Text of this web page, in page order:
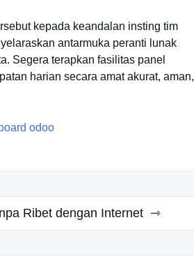
kepada keandalan insting tim
antarmuka peranti lunak
Segera terapkan fasilitas panel
harian secara amat akurat, aman,
odoo
Ribet dengan Internet